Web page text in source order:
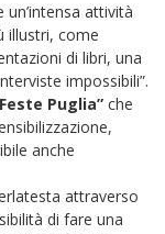
attività
illustri, come
di libri, una
impossibili”.
Puglia” che
anche
attraverso
di fare una